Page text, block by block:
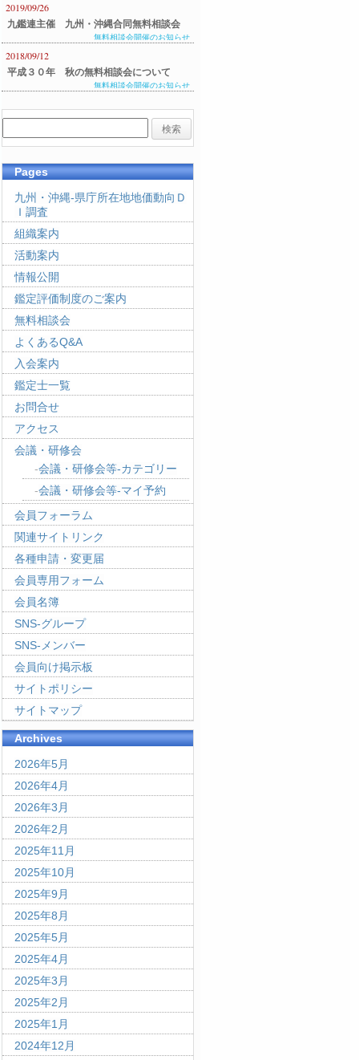
2019/09/26
九鑑連主催 九州・沖縄合同無料相談会
のご案内
無料相談会開催のお知らせ
2018/09/12
平成３０年 秋の無料相談会について
無料相談会開催のお知らせ
Pages
九州・沖縄-県庁所在地地価動向Ｄ
Ｉ調査
組織案内
活動案内
情報公開
鑑定評価制度のご案内
無料相談会
よくあるQ&A
入会案内
鑑定士一覧
お問合せ
アクセス
会議・研修会
会議・研修会等-カテゴリー
会議・研修会等-マイ予約
会員フォーラム
関連サイトリンク
各種申請・変更届
会員専用フォーム
会員名簿
SNS-グループ
SNS-メンバー
会員向け掲示板
サイトポリシー
サイトマップ
Archives
2026年5月
2026年4月
2026年3月
2026年2月
2025年11月
2025年10月
2025年9月
2025年8月
2025年5月
2025年4月
2025年3月
2025年2月
2025年1月
2024年12月